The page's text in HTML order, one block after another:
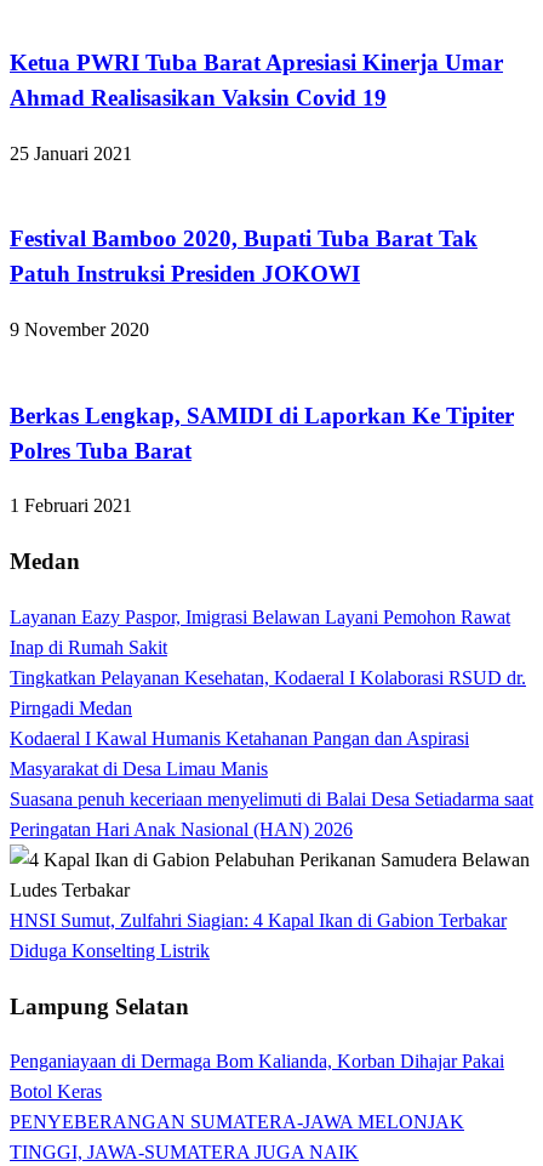
Ketua PWRI Tuba Barat Apresiasi Kinerja Umar
Ahmad Realisasikan Vaksin Covid 19
25 Januari 2021
Festival Bamboo 2020, Bupati Tuba Barat Tak
Patuh Instruksi Presiden JOKOWI
9 November 2020
Berkas Lengkap, SAMIDI di Laporkan Ke Tipiter
Polres Tuba Barat
1 Februari 2021
Medan
Layanan Eazy Paspor, Imigrasi Belawan Layani Pemohon Rawat
Inap di Rumah Sakit
Tingkatkan Pelayanan Kesehatan, Kodaeral I Kolaborasi RSUD dr.
Pirngadi Medan‎
Kodaeral I Kawal Humanis Ketahanan Pangan dan Aspirasi
Masyarakat di Desa Limau Manis
Suasana penuh keceriaan menyelimuti di Balai Desa Setiadarma saat
Peringatan Hari Anak Nasional (HAN) 2026
HNSI Sumut, Zulfahri Siagian: 4 Kapal Ikan di Gabion Terbakar
Diduga Konselting Listrik
Lampung Selatan
Penganiayaan di Dermaga Bom Kalianda, Korban Dihajar Pakai
Botol Keras
PENYEBERANGAN SUMATERA-JAWA MELONJAK
TINGGI, JAWA-SUMATERA JUGA NAIK